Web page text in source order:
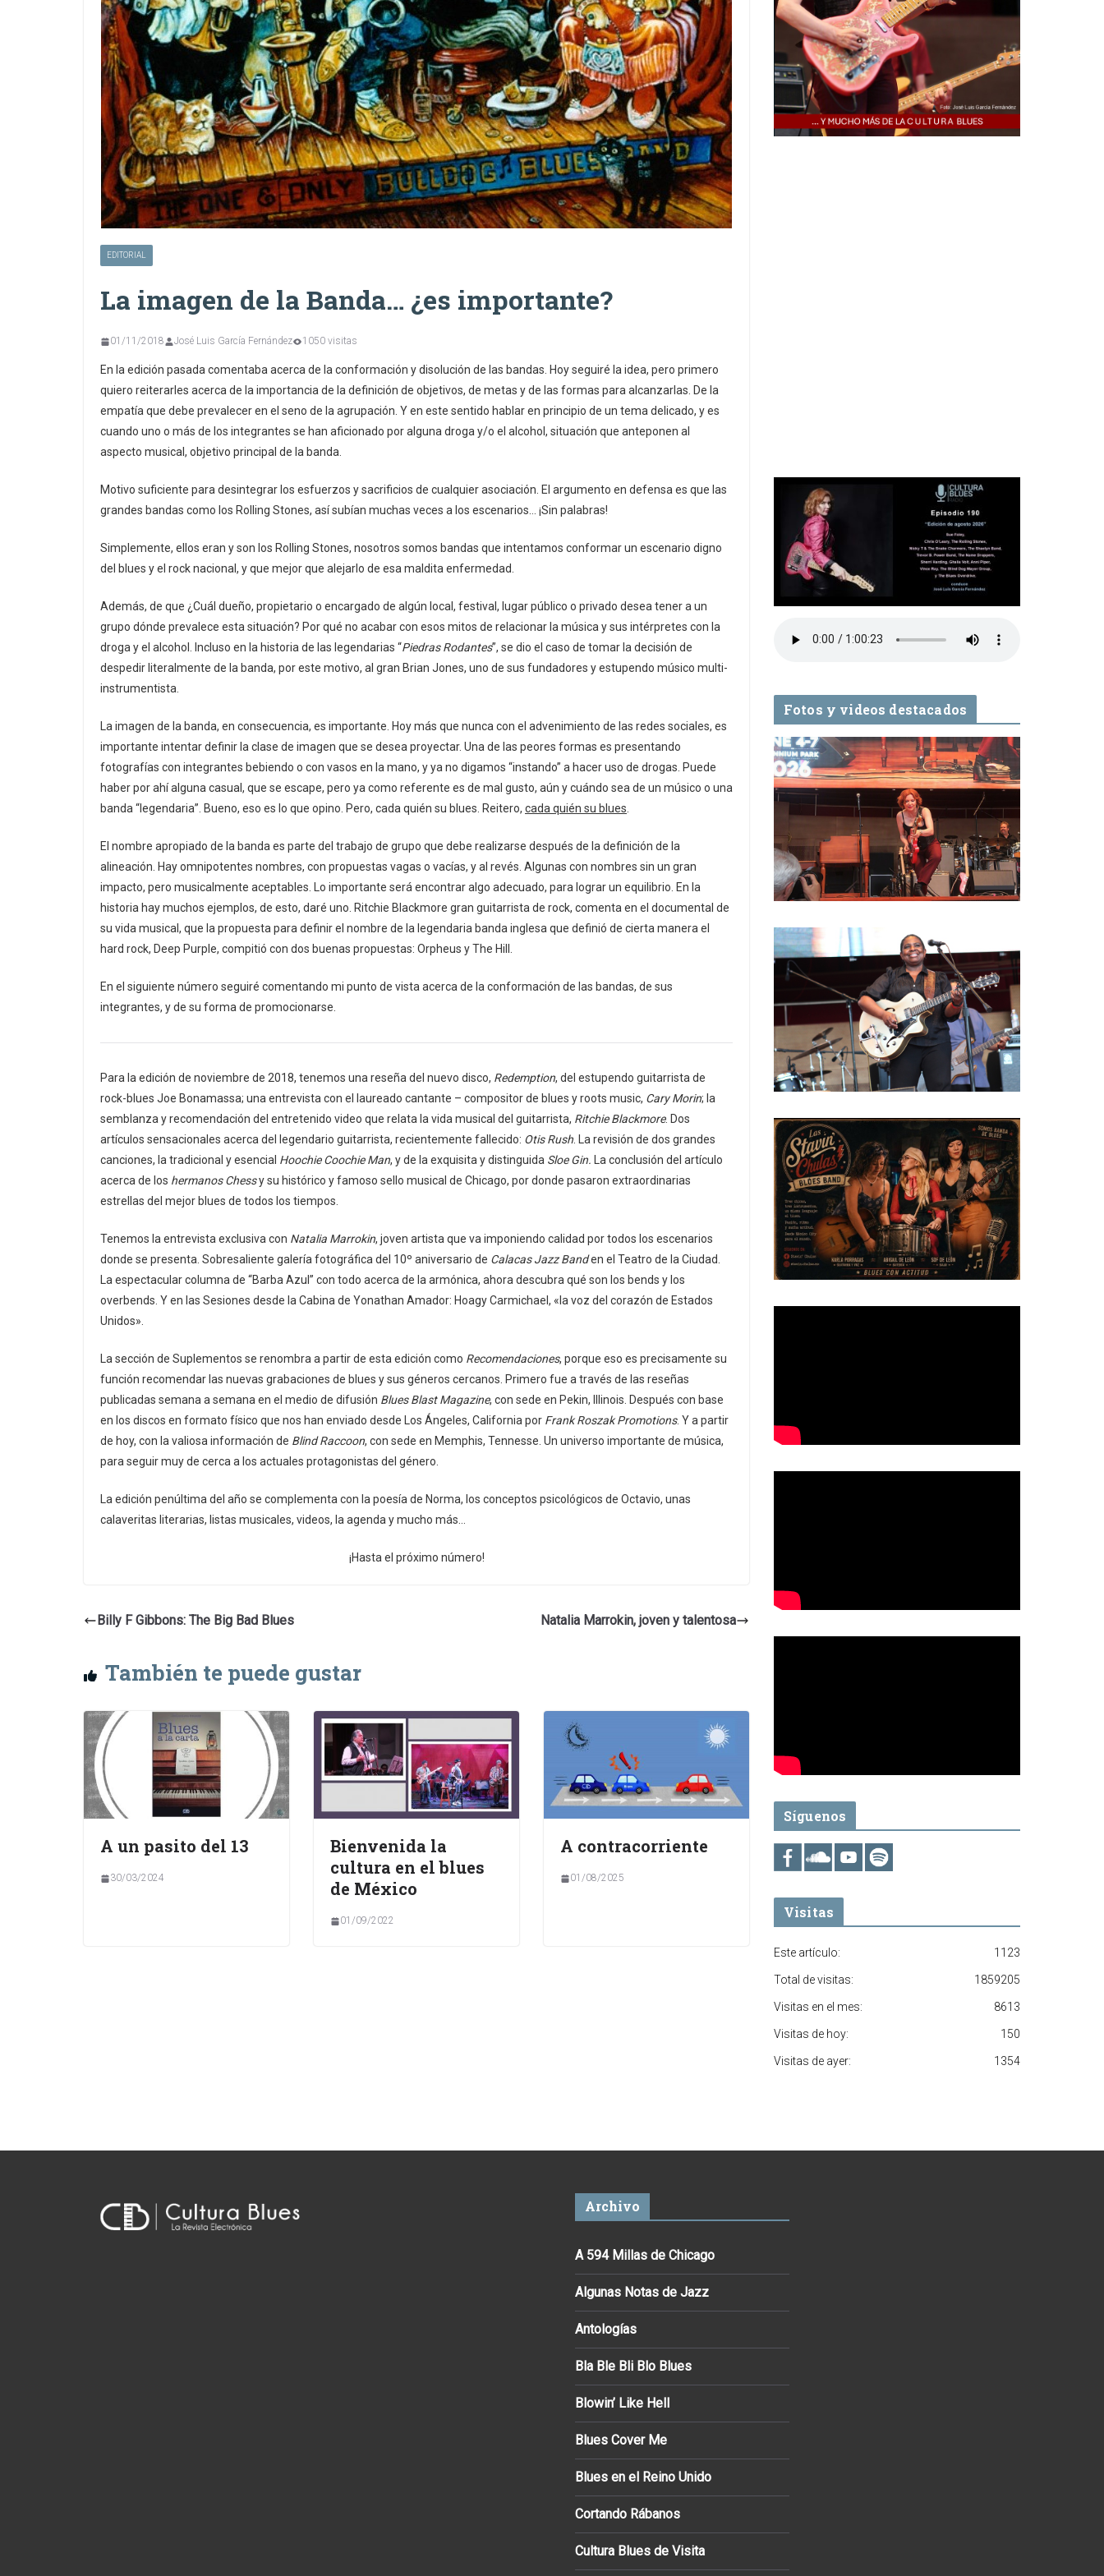
EDITORIAL
La imagen de la Banda… ¿es importante?
01/11/2018 José Luis García Fernández 1050 visitas
En la edición pasada comentaba acerca de la conformación y disolución de las bandas. Hoy seguiré la idea, pero primero
quiero reiterarles acerca de la importancia de la definición de objetivos, de metas y de las formas para alcanzarlas. De la
empatía que debe prevalecer en el seno de la agrupación. Y en este sentido hablar en principio de un tema delicado, y es
cuando uno o más de los integrantes se han aficionado por alguna droga y/o el alcohol, situación que anteponen al
aspecto musical, objetivo principal de la banda.
Motivo suficiente para desintegrar los esfuerzos y sacrificios de cualquier asociación. El argumento en defensa es que las
grandes bandas como los Rolling Stones, así subían muchas veces a los escenarios… ¡Sin palabras!
Simplemente, ellos eran y son los Rolling Stones, nosotros somos bandas que intentamos conformar un escenario digno
del blues y el rock nacional, y que mejor que alejarlo de esa maldita enfermedad.
Además, de que ¿Cuál dueño, propietario o encargado de algún local, festival, lugar público o privado desea tener a un
grupo dónde prevalece esta situación? Por qué no acabar con esos mitos de relacionar la música y sus intérpretes con la
droga y el alcohol. Incluso en la historia de las legendarias “Piedras Rodantes”, se dio el caso de tomar la decisión de
despedir literalmente de la banda, por este motivo, al gran Brian Jones, uno de sus fundadores y estupendo músico multi-
instrumentista.
La imagen de la banda, en consecuencia, es importante. Hoy más que nunca con el advenimiento de las redes sociales, es
importante intentar definir la clase de imagen que se desea proyectar. Una de las peores formas es presentando
fotografías con integrantes bebiendo o con vasos en la mano, y ya no digamos “instando” a hacer uso de drogas. Puede
haber por ahí alguna casual, que se escape, pero ya como referente es de mal gusto, aún y cuándo sea de un músico o una
banda “legendaria”. Bueno, eso es lo que opino. Pero, cada quién su blues. Reitero, cada quién su blues
El nombre apropiado de la banda es parte del trabajo de grupo que debe realizarse después de la definición de la
alineación. Hay omnipotentes nombres, con propuestas vagas o vacías, y al revés. Algunas con nombres sin un gran
impacto, pero musicalmente aceptables. Lo importante será encontrar algo adecuado, para lograr un equilibrio. En la
historia hay muchos ejemplos, de esto, daré uno. Ritchie Blackmore gran guitarrista de rock, comenta en el documental de
su vida musical, que la propuesta para definir el nombre de la legendaria banda inglesa que definió de cierta manera el
hard rock, Deep Purple, compitió con dos buenas propuestas: Orpheus y The Hill.
En el siguiente número seguiré comentando mi punto de vista acerca de la conformación de las bandas, de sus
integrantes, y de su forma de promocionarse.
Para la edición de noviembre de 2018, tenemos una reseña del nuevo disco, Redemption, del estupendo guitarrista de
rock-blues Joe Bonamassa; una entrevista con el laureado cantante – compositor de blues y roots music, Cary Morin; la
semblanza y recomendación del entretenido video que relata la vida musical del guitarrista, Ritchie Blackmore. Dos
artículos sensacionales acerca del legendario guitarrista, recientemente fallecido: Otis Rush . La revisión de dos grandes
canciones, la tradicional y esencial Hoochie Coochie Man, y de la exquisita y distinguida Sloe Gin.
La conclusión del artículo
acerca de los hermanos Chessy su histórico y famoso sello musical de Chicago, por donde pasaron extraordinarias
estrellas del mejor blues de todos los tiempos.
Tenemos la entrevista exclusiva con Natalia Marrokin, joven artista que va imponiendo calidad por todos los escenarios
donde se presenta. Sobresaliente galería fotográfica del 10º aniversario de Calacas Jazz Banden el Teatro de la Ciudad.
La espectacular columna de “Barba Azul” con todo acerca de la armónica, ahora descubra qué son los bends y los
overbends. Y en las Sesiones desde la Cabina de Yonathan Amador: Hoagy Carmichael, «la voz del corazón de Estados
Unidos».
La sección de Suplementos se renombra a partir de esta edición como Recomendaciones, porque eso es precisamente su
función recomendar las nuevas grabaciones de blues y sus géneros cercanos. Primero fue a través de las reseñas
publicadas semana a semana en el medio de difusión Blues Blast Magazine, con sede en Pekin, Illinois. Después con base
en los discos en formato físico que nos han enviado desde Los Ángeles, California por Frank Roszak Promotions. Y a partir
de hoy, con la valiosa información de Blind Raccoon, con sede en Memphis, Tennesse. Un universo importante de música,
para seguir muy de cerca a los actuales protagonistas del género.
La edición penúltima del año se complementa con la poesía de Norma, los conceptos psicológicos de Octavio, unas
calaveritas literarias, listas musicales, videos, la agenda y mucho más…
¡Hasta el próximo número!
Billy F Gibbons: The Big Bad Blues Natalia Marrokin, joven y talentosa
También te puede gustar
A un pasito del 13
30/03/2024
Bienvenida la
cultura en el blues
de México
01/09/2022
A contracorriente
01/08/2025
Fotos y videos destacados
Síguenos
Visitas
1123
Este artículo:
1859205
Total de visitas:
8613
Visitas en el mes:
150
Visitas de hoy:
1354
Visitas de ayer:
Archivo
A 594 Millas de Chicago
Algunas Notas de Jazz
Antologías
Bla Ble Bli Blo Blues
Blowin’ Like Hell
Blues Cover Me
Blues en el Reino Unido
Cortando Rábanos
Cultura Blues de Visita